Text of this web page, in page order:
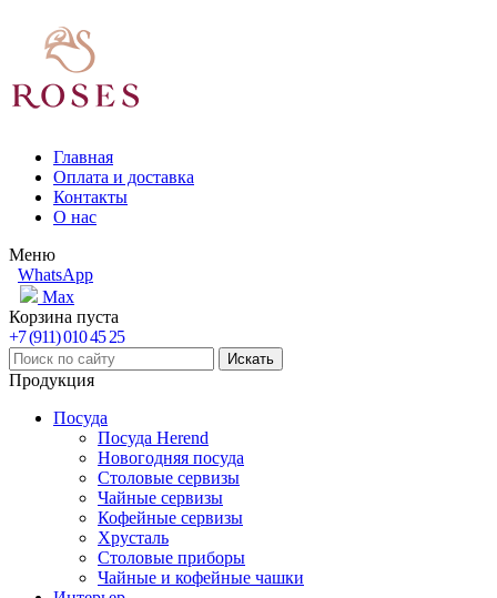
Главная
Оплата и доставка
Контакты
О нас
Меню
WhatsApp
Max
Корзина пуста
+7 (911) 010 45 25
Продукция
Посуда
Посуда Herend
Новогодняя посуда
Столовые сервизы
Чайные сервизы
Кофейные сервизы
Хрусталь
Столовые приборы
Чайные и кофейные чашки